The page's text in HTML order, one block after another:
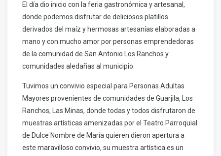
El día dio inicio con la feria gastronómica y artesanal,
donde podemos disfrutar de deliciosos platillos
derivados del maíz y hermosas artesanías elaboradas a
mano y con mucho amor por personas emprendedoras
de la comunidad de San Antonio Los Ranchos y
comunidades aledañas al municipio.
Tuvimos un convivio especial para Personas Adultas
Mayores provenientes de comunidades de Guarjila, Los
Ranchos, Las Minas, donde todas y todos disfrutaron de
muestras artísticas amenizadas por el Teatro Parroquial
de Dulce Nombre de María quieren dieron apertura a
este maravilloso convivio, su muestra artística es un